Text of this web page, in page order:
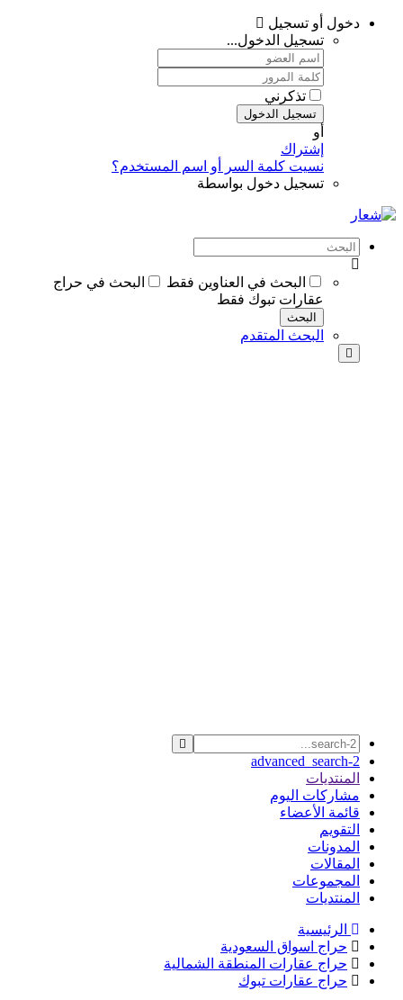
دخول أو تسجيل
تسجيل الدخول...
تذكرني
تسجيل الدخول
أو
إشتراك
نسيت كلمة السر أو اسم المستخدم؟
تسجيل دخول بواسطة
البحث في العناوين فقط
البحث في حراج
عقارات تبوك فقط
البحث
البحث المتقدم
advanced_search-2
المنتديات
مشاركات اليوم
قائمة الأعضاء
التقويم
المدونات
المقالات
المجموعات
المنتديات
الرئيسية
حراج اسواق السعودية
حراج عقارات المنطقة الشمالية
حراج عقارات تبوك